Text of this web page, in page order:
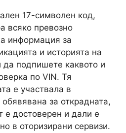
17-символен код,
всяко превозно
информация за
и историята на
подпишете каквото и
по VIN. Тя
е участвала в
за открадната,
е достоверен и дали е
в оторизирани сервизи.